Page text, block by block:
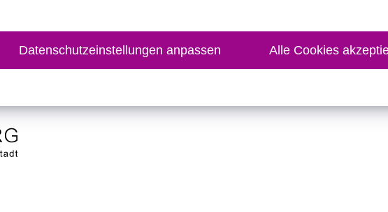
Datenschutzeinstellungen anpassen Alle Cookies